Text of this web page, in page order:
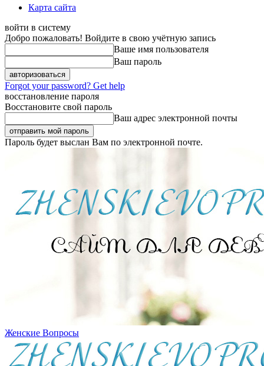
Карта сайта
войти в систему
Добро пожаловать! Войдите в свою учётную запись
Ваше имя пользователя
Ваш пароль
Forgot your password? Get help
восстановление пароля
Восстановите свой пароль
Ваш адрес электронной почты
Пароль будет выслан Вам по электронной почте.
Женские Вопросы